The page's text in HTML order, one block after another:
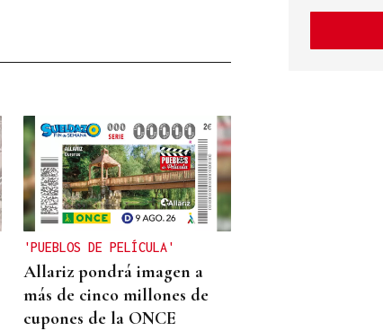
'PUEBLOS DE PELÍCULA'
Allariz pondrá imagen a
más de cinco millones de
cupones de la ONCE